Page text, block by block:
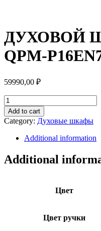
ДУХОВОЙ
QPM-
59990,00 ₽
ДУХОВОЙ
ШКАФ
AKIRA
QPM-
P16EN7T
quantity
Add to cart
Category: Духовые шкафы
Additional information
Additional
Цвет
Цвет ручки